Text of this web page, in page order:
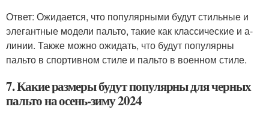
Ответ: Ожидается, что популярными будут стильные и
элегантные модели пальто, такие как классические и а-
линии. Также можно ожидать, что будут популярны
пальто в спортивном стиле и пальто в военном стиле.
7. Какие размеры будут популярны для черных
пальто на осень-зиму 2024